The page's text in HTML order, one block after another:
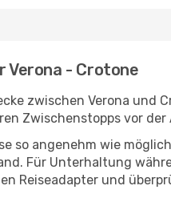
Verona - Crotone
zwischen Verona und
Zwischenstopps vor
so angenehm wie
Für Unterhaltung
Reiseadapter und